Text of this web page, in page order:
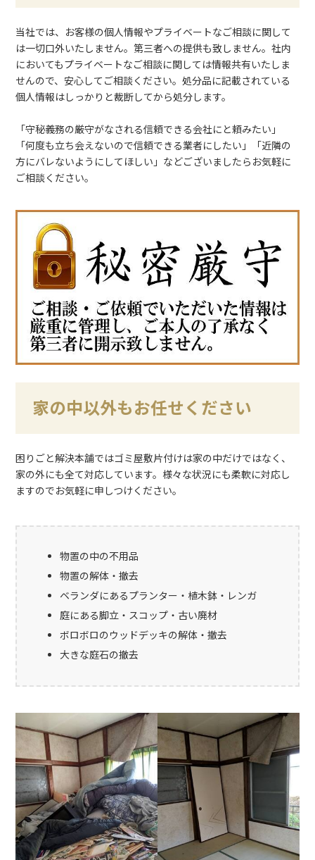
当社では、お客様の個人情報やプライベートなご相談に関して
は一切口外いたしません。第三者への提供も致しません。社内
においてもプライベートなご相談に関しては情報共有いたしま
せんので、安心してご相談ください。処分品に記載されている
個人情報はしっかりと裁断してから処分します。
「守秘義務の厳守がなされる信頼できる会社にと頼みたい」
「何度も立ち会えないので信頼できる業者にしたい」「近隣の
方にバレないようにしてほしい」などございましたらお気軽に
ご相談ください。
家の中以外もお任せください
困りごと解決本舗ではゴミ屋敷片付けは家の中だけではなく、
家の外にも全て対応しています。様々な状況にも柔軟に対応し
ますのでお気軽に申しつけください。
物置の中の不用品
物置の解体・撤去
ベランダにあるプランター・植木鉢・レンガ
庭にある脚立・スコップ・古い廃材
ボロボロのウッドデッキの解体・撤去
大きな庭石の撤去